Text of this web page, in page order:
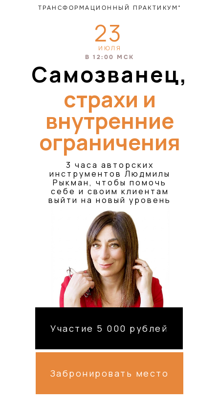
ТРАНСФОРМАЦИОННЫЙ ПРАКТИКУМ*
ИЮЛЯ
В 12:00 МСК
Самозванец,
страхи и
внутренние
ограничения
3 часа авторских
инструментов Людмилы
Рыкман, чтобы помочь
себе и своим клиентам
выйти на новый уровень
23
Забронировать место
Участие 5 000 рублей